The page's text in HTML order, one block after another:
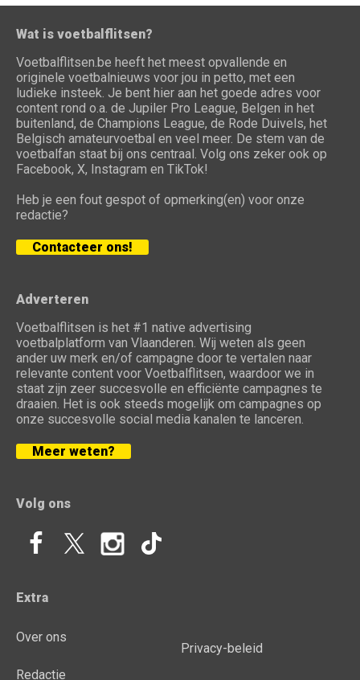
Wat is voetbalflitsen?
Voetbalflitsen.be heeft het meest opvallende en
originele voetbalnieuws voor jou in petto, met een
ludieke insteek. Je bent hier aan het goede adres voor
content rond o.a. de Jupiler Pro League, Belgen in het
buitenland, de Champions League, de Rode Duivels, het
Belgisch amateurvoetbal en veel meer. De stem van de
voetbalfan staat bij ons centraal. Volg ons zeker ook op
Facebook, X, Instagram en TikTok!
Heb je een fout gespot of opmerking(en) voor onze
redactie?
Contacteer ons!
Adverteren
Voetbalflitsen is het #1 native advertising
voetbalplatform van Vlaanderen. Wij weten als geen
ander uw merk en/of campagne door te vertalen naar
relevante content voor Voetbalflitsen, waardoor we in
staat zijn zeer succesvolle en efficiënte campagnes te
draaien. Het is ook steeds mogelijk om campagnes op
onze succesvolle social media kanalen te lanceren.
Meer weten?
Volg ons
Extra
Over ons
Redactie
Privacy-beleid